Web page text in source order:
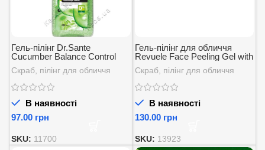
Гель-пілінг Dr.Sante
Cucumber Balance Control
200 мл.
Скраб, пілінг для обличчя
В наявності
грн
SKU: 11700
Гель-пілінг для обличчя
Revuele Face Peeling Gel with
AHA Fruit Acids, 80 мл.
Скраб, пілінг для обличчя
В наявності
грн
SKU: 13923